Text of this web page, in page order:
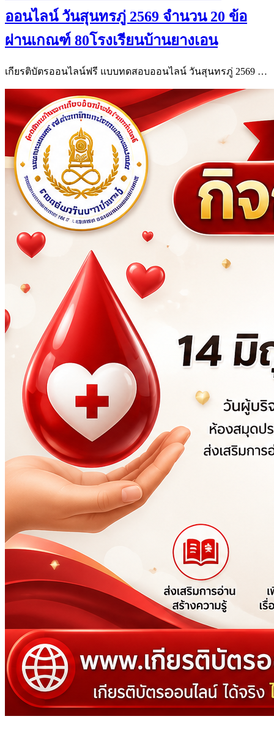
ออนไลน์ วันสุนทรภู่ 2569 จำนวน 20 ข้อ
ผ่านเกณฑ์ 80โรงเรียนบ้านยางเอน
เกียรติบัตรออนไลน์ฟรี แบบทดสอบออนไลน์ วันสุนทรภู่ 2569 …